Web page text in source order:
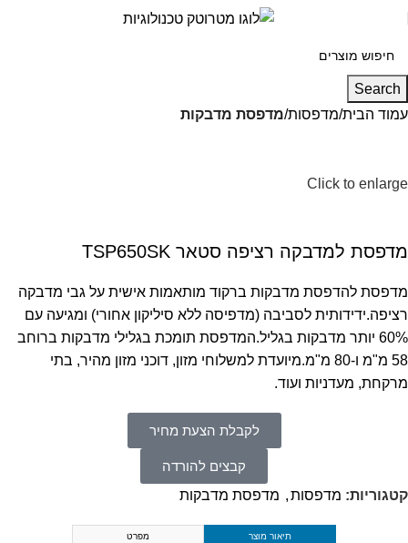
Search
עמוד הבית מדפסות מדפסת מדבקות
Click to enlarge
מדפסת למדבקה רציפה סטאר TSP650SK
מדפסת להדפסת מדבקות ברקוד מותאמות אישית על גבי מדבקה
רציפה.ידידותית לסביבה (מדפיסה ללא סיליקון אחורי) ומגיעה עם
60% יותר מדבקות בגליל.המדפסת תומכת בגלילי מדבקות ברוחב
58 מ"מ ו-80 מ"מ.מיועדת למשלוחי מזון, דוכני מזון מהיר, בתי
מרקחת, מעדניות ועוד.
לקבלת הצעת מחיר
קבצים להורדה
קטגוריות: מדפסות, מדפסת מדבקות
תיאור מוצר מפרט